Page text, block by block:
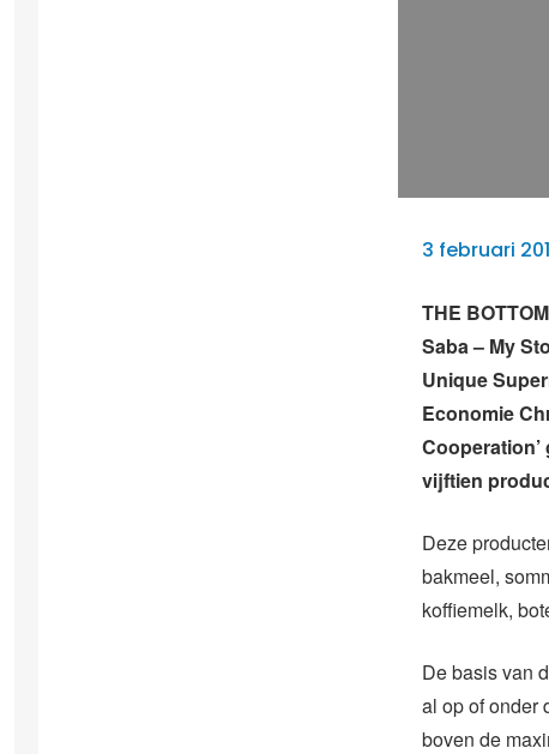
3 februari
THE
Saba – My
Unique
Economie
vijftien
Deze
bakmeel,
koffiemelk,
De basis van
al op of onder
boven de